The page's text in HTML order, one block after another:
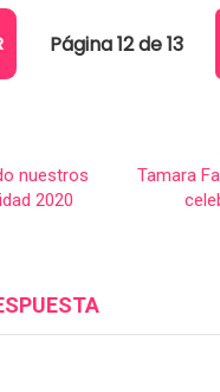
Página 12 de 13
nuestros
2020
Tamara